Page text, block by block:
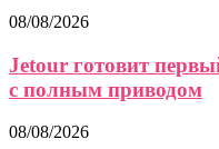
08/08/2026
Jetour готовит
с полным приводом
08/08/2026